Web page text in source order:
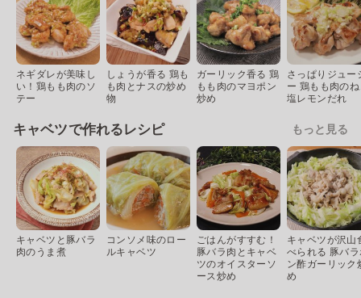
ネギダレが美味し
い！鶏もも肉のソ
テー
しょうが香る 鶏も
も肉とナスの炒め
物
ガーリック香る 鶏
もも肉のマヨポン
炒め
さっぱりジュー
ー 鶏もも肉の
塩レモンだれ
キャベツで作れるレシピ もっと見る
キャベツと豚バラ
肉のうま煮
コンソメ味のロー
ルキャベツ
ごはんがすすむ！
豚バラ肉とキャベ
ツのオイスターソ
ース炒め
キャベツが沢山
べられる 豚バ
ン酢ガーリック
め